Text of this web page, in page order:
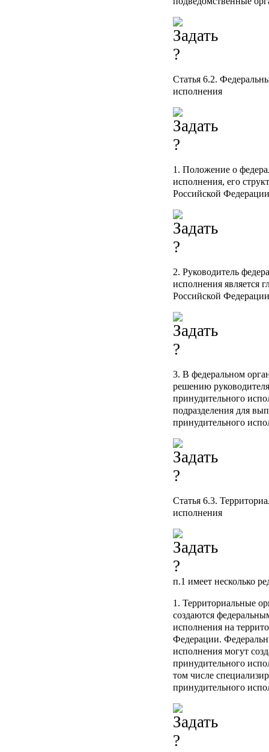
Статья 6.2.
исполнения
1. Положение о
исполнения, его
Российской
2. Руководитель
исполнения является
Российской
3. В федеральном
решению
принудительного
подразделения для
принудительного
Статья 6.3.
исполнения
п.1 имеет несколько
1. Территориальные
создаются
исполнения на
Федерации.
исполнения могут
принудительного
том числе
принудительного